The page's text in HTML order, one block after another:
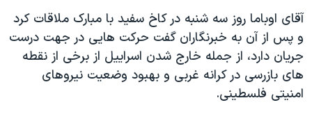
ویدیوها
فرهنگ و زندگی
حقوق شهروندی
اقتصادی
بایگانی برنامه‌های تلویزیونی
مستندها
انتخابات ریاست جمهوری آمریکا ۲۰۲۴
حمله جمهوری اسلامی به اسرائیل
دنبال کنید
آقای اوباما روز سه شنبه در کاخ سفید با مبارک ملاقات کرد
و پس از آن به خبرنگاران گفت حرکت هایی در جهت درست
جریان دارد، از جمله خارج شدن اسراییل از برخی از نقطه
های بازرسی در کرانه غربی و بهبود وضعیت نیروهای
امنیتی فلسطینی.